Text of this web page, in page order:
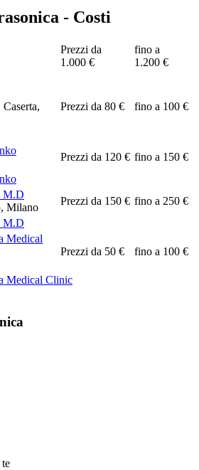
- Costi
Prezzi da
1.000 €
fino a
1.200 €
Prezzi da 80 € fino a 100 €
Prezzi da 120 € fino a 150 €
M.D
Milano
Prezzi da 150 € fino a 250 €
M.D
Medical
Prezzi da 50 € fino a 100 €
Medical Clinic
te